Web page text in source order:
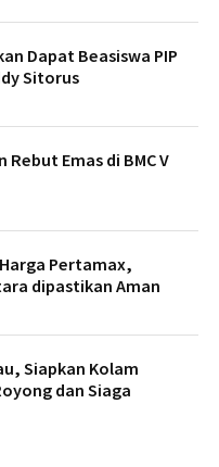
Dapat Beasiswa PIP
Sitorus
Emas di BMC V
Pertamax,
dipastikan Aman
Siapkan Kolam
dan Siaga